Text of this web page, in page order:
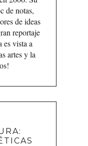
de notas,
de ideas
reportaje
vista a
artes y la